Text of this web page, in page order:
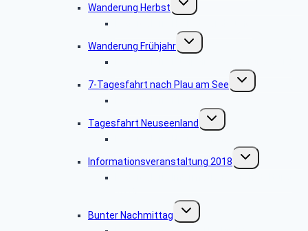
Wanderung Herbst
umschalten
Wanderung Frühjahr
Untermenü
umschalten
7-Tagesfahrt nach Plau am See
Untermenü
umschalten
Tagesfahrt Neuseenland
Untermenü
umschalten
Informationsveranstaltung 2018
Untermenü
umschalten
Bunter Nachmittag
Untermenü
umschalten